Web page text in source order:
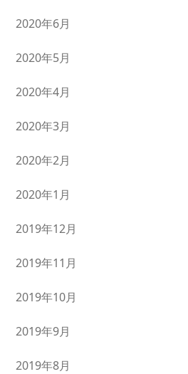
2020年6月
2020年5月
2020年4月
2020年3月
2020年2月
2020年1月
2019年12月
2019年11月
2019年10月
2019年9月
2019年8月